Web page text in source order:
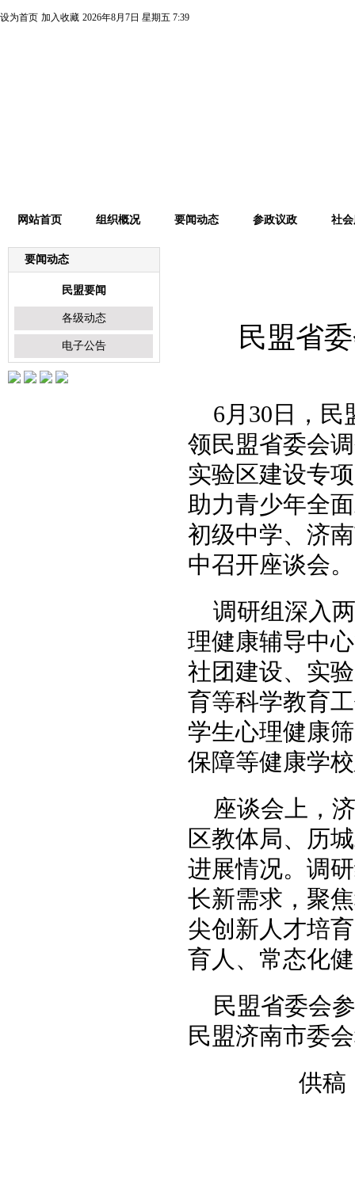
设为首页 加入收藏 2026年8月7日 星期五 7:39
网站首页 组织概况 要闻动态 参政议政 社
要闻动态
民盟要闻
各级动态
电子公告 民盟省
6月30日，
领民盟省委会
实验区建设专
助力青少年全
初级中学、济
中召开座谈会。
调研组深入
理健康辅导中
社团建设、实
育等科学教育
学生心理健康
保障等健康学
座谈会上，
区教体局、历
进展情况。调
长新需求，聚
尖创新人才培
育人、常态化
民盟省委会
民盟济南市委
供稿